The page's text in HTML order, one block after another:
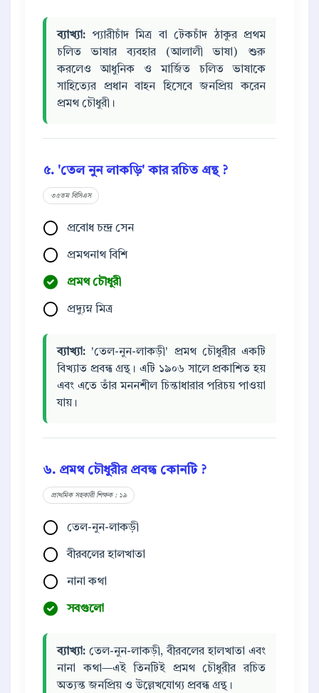
ব্যাখ্যা: প্যারীচাঁদ মিত্র বা টেকচাঁদ ঠাকুর প্রথম
চলিত ভাষার ব্যবহার (আলালী ভাষা) শুরু
করলেও আধুনিক ও মার্জিত চলিত ভাষাকে
সাহিত্যের প্রধান বাহন হিসেবে জনপ্রিয় করেন
প্রমথ চৌধুরী।
৫. 'তেল নুন লাকড়ি' কার রচিত গ্রন্থ ?
৩৫তম বিসিএস
প্রবোধ চন্দ্র সেন
প্রমথনাথ বিশি
প্রমথ চৌধুরী
প্রদ্যুম্ন মিত্র
ব্যাখ্যা: 'তেল-নুন-লাকড়ী' প্রমথ চৌধুরীর একটি
বিখ্যাত প্রবন্ধ গ্রন্থ। এটি ১৯০৬ সালে প্রকাশিত হয়
এবং এতে তাঁর মননশীল চিন্তাধারার পরিচয় পাওয়া
যায়।
৬. প্রমথ চৌধুরীর প্রবন্ধ কোনটি ?
প্রাথমিক সহকারী শিক্ষক : ১৯
তেল-নুন-লাকড়ী
বীরবলের হালখাতা
নানা কথা
সবগুলো
ব্যাখ্যা: তেল-নুন-লাকড়ী, বীরবলের হালখাতা এবং
নানা কথা—এই তিনটিই প্রমথ চৌধুরীর রচিত
অত্যন্ত জনপ্রিয় ও উল্লেখযোগ্য প্রবন্ধ গ্রন্থ।